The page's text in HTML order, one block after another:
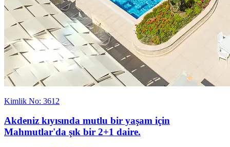
Kimlik No: 3612
Akdeniz kıyısında mutlu bir yaşam için
Mahmutlar'da şık bir 2+1 daire.